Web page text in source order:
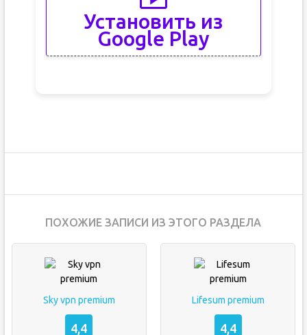
Установить из
Google Play
ПОХОЖИЕ ЗАПИСИ ИЗ ЭТОГО РАЗДЕЛА
Sky vpn premium
4,4
Lifesum premium
4,4